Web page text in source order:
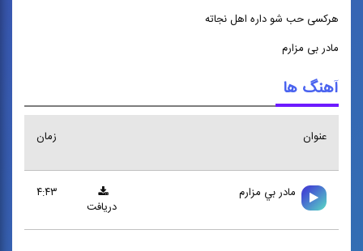
هرکسی حب شو داره اهل نجاته
مادر بی مزارم
آهنگ ها
عنوان زمان
مادر بي مزارم
۴:۴۳
دریافت